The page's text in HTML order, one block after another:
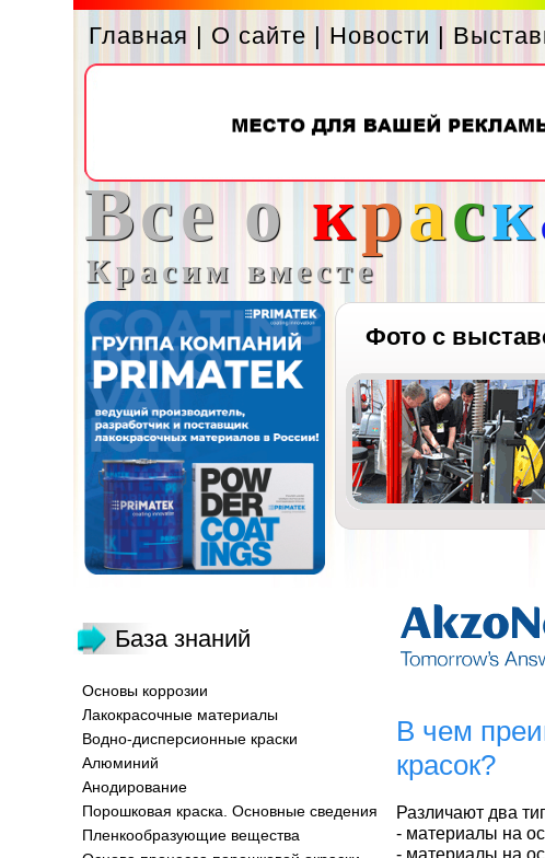
Главная | О сайте | Новости |
Все о краск
Красим вместе
Фото с
База знаний
Основы коррозии
Лакокрасочные материалы
Водно-дисперсионные краски
Алюминий
Анодирование
Порошковая краска. Основные сведения
Пленкообразующие вещества
В чем
красок?
Различают два
- материалы на
- материалы на